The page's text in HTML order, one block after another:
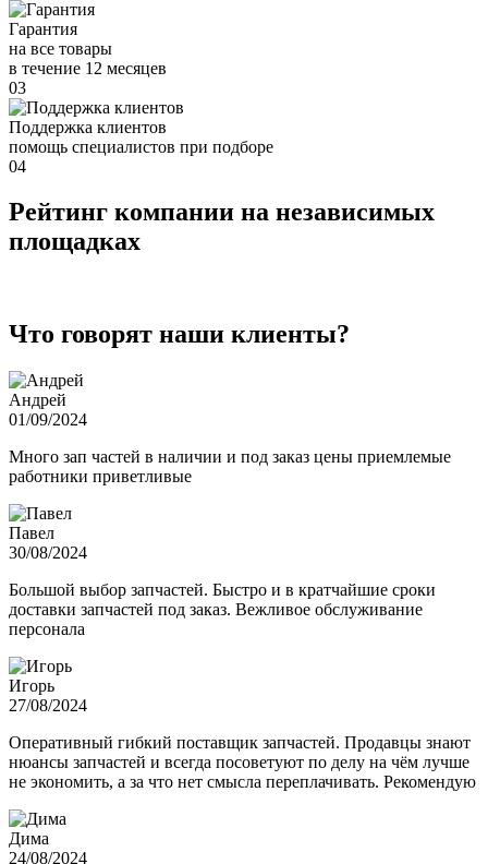
Гарантия
на все товары
в течение 12 месяцев
03
Поддержка клиентов
помощь специалистов при подборе
04
Рейтинг компании на независимых
площадках
Что говорят наши клиенты?
Андрей
01/09/2024
Много зап частей в наличии и под заказ цены приемлемые
работники приветливые
Павел
30/08/2024
Большой выбор запчастей. Быстро и в кратчайшие сроки
доставки запчастей под заказ. Вежливое обслуживание
персонала
Игорь
27/08/2024
Оперативный гибкий поставщик запчастей. Продавцы знают
нюансы запчастей и всегда посоветуют по делу на чём лучше
не экономить, а за что нет смысла переплачивать. Рекомендую
Дима
24/08/2024